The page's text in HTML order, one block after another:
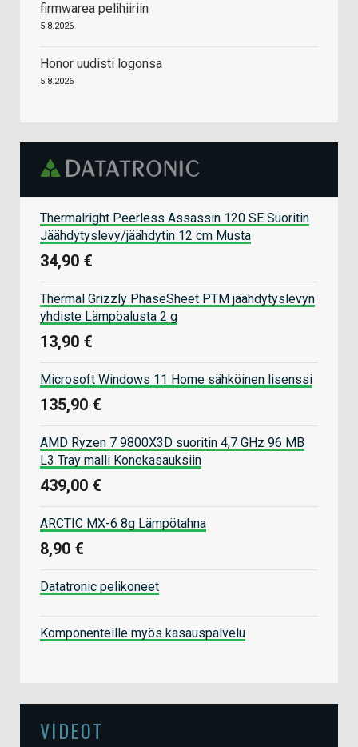
firmwarea pelihiiriin
5.8.2026
Honor uudisti logonsa
5.8.2026
Thermalright Peerless Assassin 120 SE Suoritin
Jäähdytyslevy/jäähdytin 12 cm Musta
34,90 €
Thermal Grizzly PhaseSheet PTM jäähdytyslevyn
yhdiste Lämpöalusta 2 g
13,90 €
Microsoft Windows 11 Home sähköinen lisenssi
135,90 €
AMD Ryzen 7 9800X3D suoritin 4,7 GHz 96 MB
L3 Tray malli Konekasauksiin
439,00 €
ARCTIC MX-6 8g Lämpötahna
8,90 €
Datatronic pelikoneet
Komponenteille myös kasauspalvelu
VIDEOT